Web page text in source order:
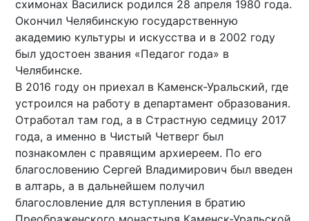
схимонах Василиск родился 28 апреля 1980 года.
Окончил Челябинскую государственную
академию культуры и искусства и в 2002 году
был удостоен звания «Педагог года» в
Челябинске.
В 2016 году он приехал в Каменск-Уральский, где
устроился на работу в департамент образования.
Отработал там год, а в Страстную седмицу 2017
года, а именно в Чистый Четверг был
познакомлен с правящим архиереем. По его
благословению Сергей Владимирович был введен
в алтарь, а в дальнейшем получил
благословление для вступления в братию